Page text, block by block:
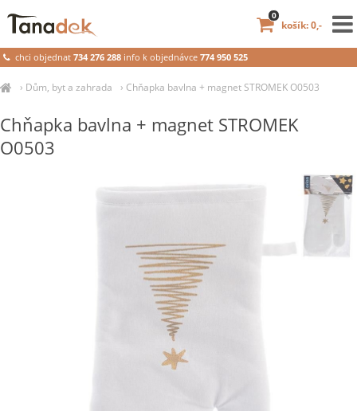
› Dům, byt a zahrada › Chňapka bavlna + magnet STROMEK O0503
Chňapka bavlna + magnet STROMEK
O0503
chci objednat734 276 288 info k objednávce 774 950 525
košík: 0,-
0